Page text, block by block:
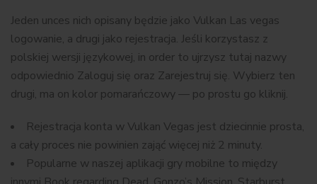
Jeden unces nich opisany będzie jako Vulkan Las vegas
logowanie, a drugi jako rejestracja. Jeśli korzystasz z
polskiej wersji językowej, in order to ujrzysz tutaj nazwy
odpowiednio Zaloguj się oraz Zarejestruj się. Wybierz ten
drugi, ma on kolor pomarańczowy — po prostu go kliknij.
Rejestracja konta w Vulkan Vegas jest dziecinnie prosta,
a cały proces nie powinien zająć więcej niż 2 minuty.
Popularne w naszej aplikacji gry mobilne to między